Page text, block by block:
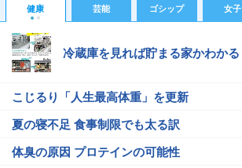
健康 芸能 ゴシップ 女子
冷蔵庫を見れば貯まる家かわかる
こじるり「人生最高体重」を更新
夏の寝不足 食事制限でも太る訳
体臭の原因 プロテインの可能性